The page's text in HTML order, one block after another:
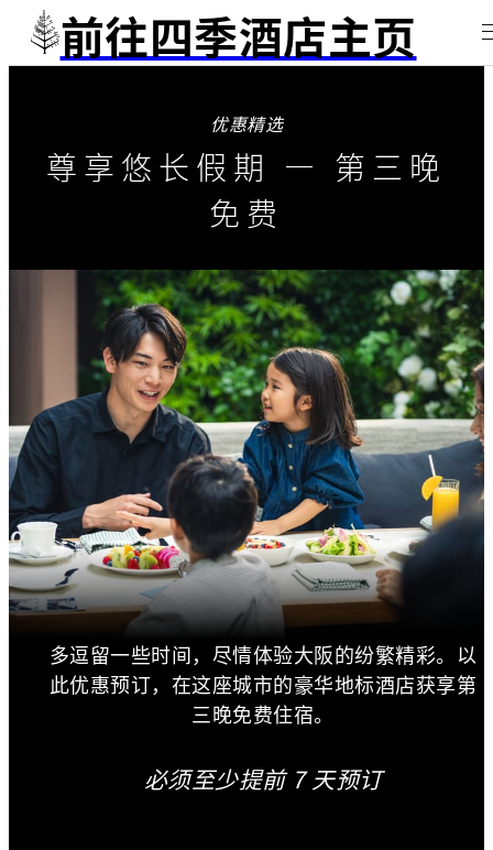
前往四季酒店主页
优惠精选
尊享悠长假期 — 第三晚
免费
多逗留一些时间，尽情体验大阪的纷繁精彩。以
此优惠预订，在这座城市的豪华地标酒店获享第
三晚免费住宿。
必须至少提前 7 天预订